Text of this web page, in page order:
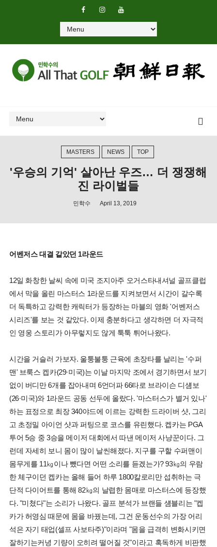
MASTERS NEWS TOP
'우승의 기억' 살아난 우즈… 더 쟁쟁해
진 라이벌들
민학수 April 13, 2019
어벤저스 대결 같았던 1라운드
12일 화창한 날씨 속에 미국 조지아주 오거스타내셔널 골프클럽
에서 막을 올린 마스터스 1라운드를 지켜보면서 시간이 갈수록
더 독특하고 강력한 캐릭터가 등장하는 마블의 영화 '어벤저스
시리즈'를 보는 것 같았다. 이제 충분하다고 생각하면 더 자극적
인 영웅 스토리가 아무렇지도 않게 툭툭 튀어나왔다.
시간을 거슬러 가보자. 울퉁불퉁 근육에 초장타를 날리는 '수퍼
맨' 브룩스 켑카(29·미국)는 이날 마지막 조에서 경기하면서 보기
없이 버디만 6개를 잡아내며 6언더파 66타로 브라이슨 디섐보
(26·미국)와 1라운드 공동 선두에 올랐다. '마스터스가 별거 있나'
하는 표정으로 최장 340야드에 이르는 강력한 드라이버 샷, 그리
고 초정밀 아이언 샷과 퍼팅으로 코스를 유린했다. 켑카는 PGA
투어 5승 중 3승을 메이저 대회에서 따낸 메이저 사냥꾼이다. 그
런데 자세히 보니 몸이 많이 날씬해졌다. 지구를 구할 수퍼맨이
몸무게를 11㎏이나 뺐다면 어떤 소리를 듣겠는가? 93㎏의 우람
한 체구이던 켑카는 올해 들어 하루 1800칼로리만 섭취하는 극
단적 다이어트를 통해 82㎏의 날렵한 몸매로 마스터스에 등장했
다. "미쳤다"는 소리가 나왔다. 골프 분석가 브랜들 섐블리는 "켑
카가 허영심 때문에 몸을 바꿨는데, 그건 운동선수의 가장 어리
석은 자기 태업(셀프 사보타주)"이라며 "몸을 급격히 변화시키면
잘하기는커녕 기량이 오히려 떨어질 것"이라고 혹독하게 비판했